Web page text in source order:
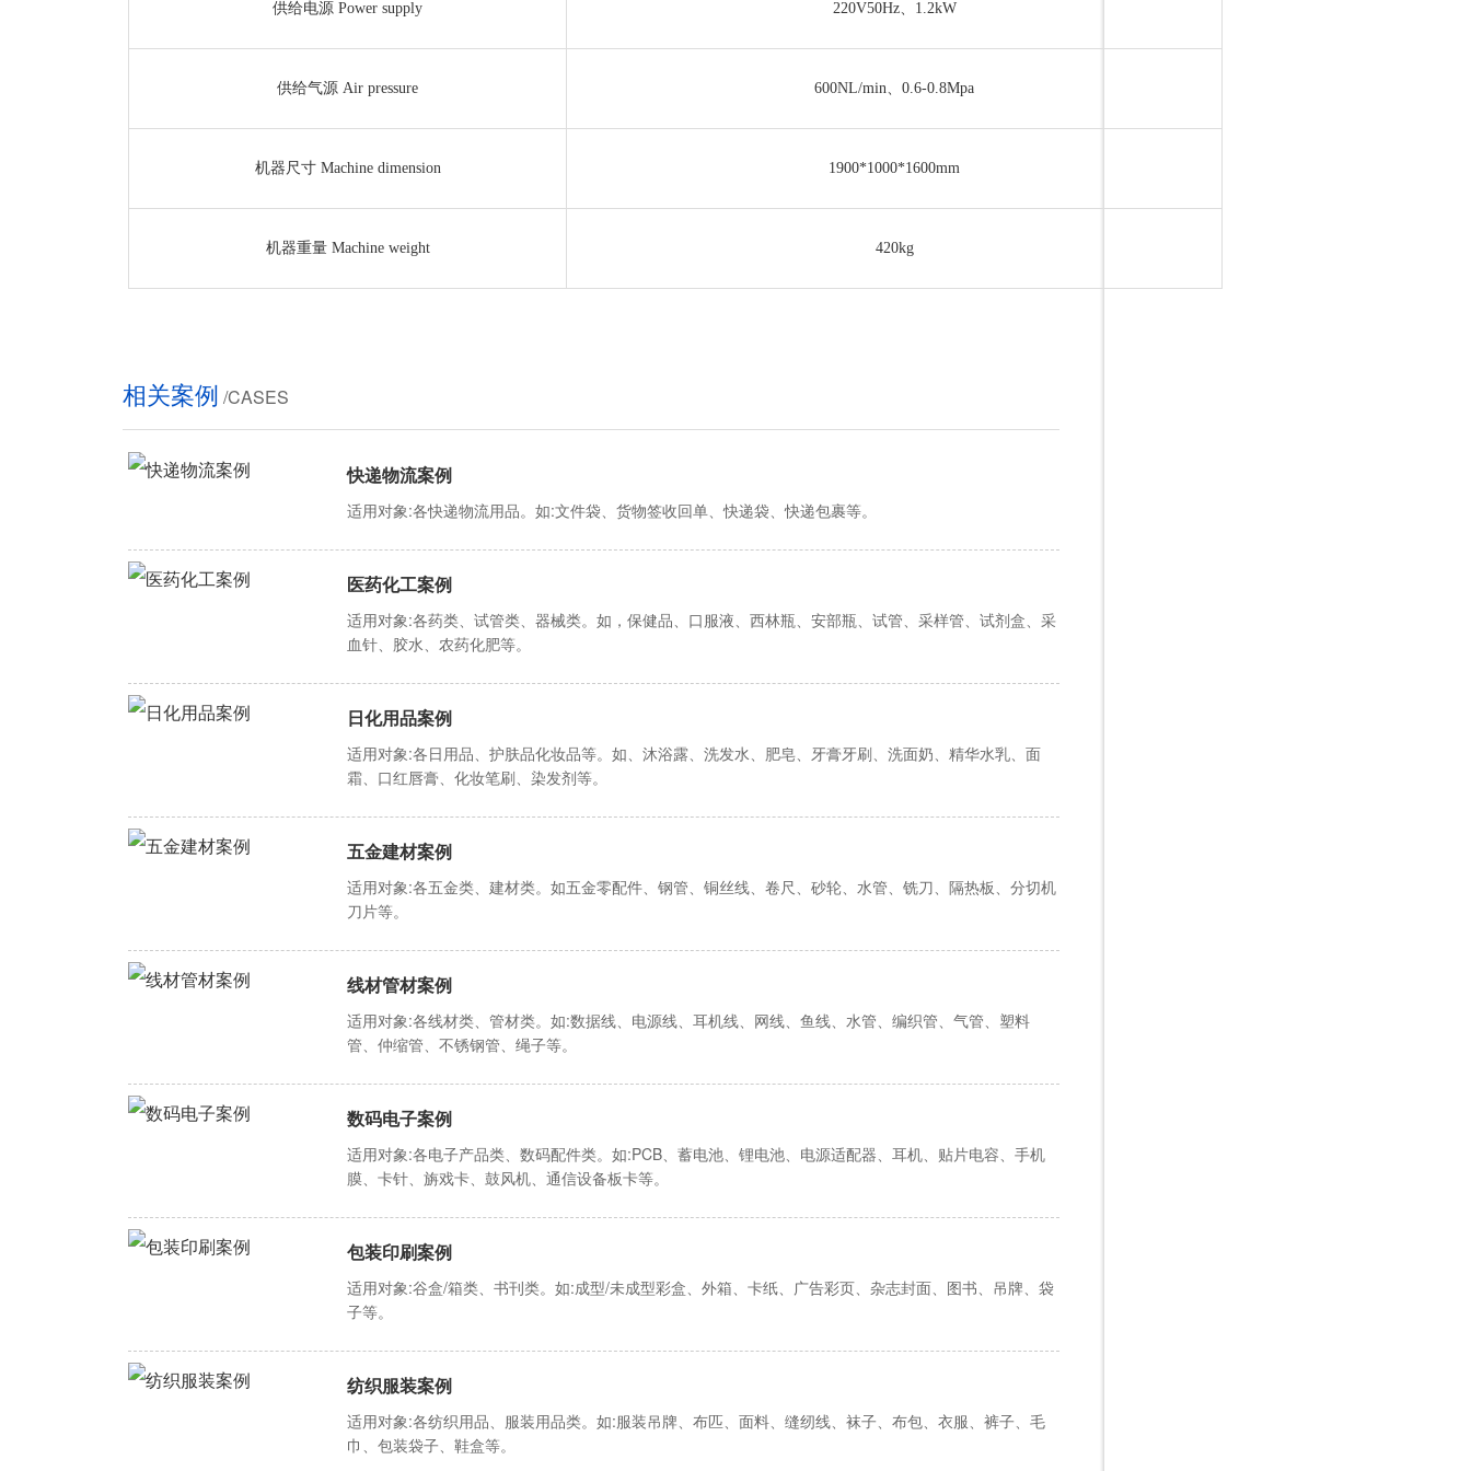
供给电源 Power supply 220V50Hz、1.2kW
供给气源 Air pressure 600NL/min、0.6-0.8Mpa
机器尺寸 Machine dimension 1900*1000*1600mm
机器重量 Machine weight 420kg
相关案例 /CASES
快递物流案例
适用对象:各快递物流用品。如:文件袋、货物签收回单、快递袋、快递包裹等。
医药化工案例
适用对象:各药类、试管类、器械类。如，保健品、口服液、西林瓶、安部瓶、试管、采样管、试剂盒、采
血针、胶水、农药化肥等。
日化用品案例
适用对象:各日用品、护肤品化妆品等。如、沐浴露、洗发水、肥皂、牙膏牙刷、洗面奶、精华水乳、面
霜、口红唇膏、化妆笔刷、染发剂等。
五金建材案例
适用对象:各五金类、建材类。如五金零配件、钢管、铜丝线、卷尺、砂轮、水管、铣刀、隔热板、分切机
刀片等。
线材管材案例
适用对象:各线材类、管材类。如:数据线、电源线、耳机线、网线、鱼线、水管、编织管、气管、塑料
管、仲缩管、不锈钢管、绳子等。
数码电子案例
适用对象:各电子产品类、数码配件类。如:PCB、蓄电池、锂电池、电源适配器、耳机、贴片电容、手机
膜、卡针、旃戏卡、鼓风机、通信设备板卡等。
包装印刷案例
适用对象:谷盒/箱类、书刊类。如:成型/未成型彩盒、外箱、卡纸、广告彩页、杂志封面、图书、吊牌、袋
子等。
纺织服装案例
适用对象:各纺织用品、服装用品类。如:服装吊牌、布匹、面料、缝纫线、袜子、布包、衣服、裤子、毛
巾、包装袋子、鞋盒等。